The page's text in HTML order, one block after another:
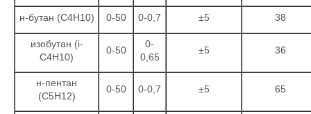
н-бутан (С4Н10) 0-50 0-0,7 ±5 38
изобутан (i-
С4Н10)
0-50
0-
0,65
±5 36
н-пентан
(С5Н12)
0-50 0-0,7 ±5 65